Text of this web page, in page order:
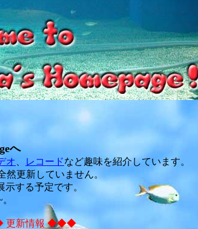
へ
オ レコードなど趣味を紹介しています。
然更新していません。
示する予定です。
新情報 ◆◆◆